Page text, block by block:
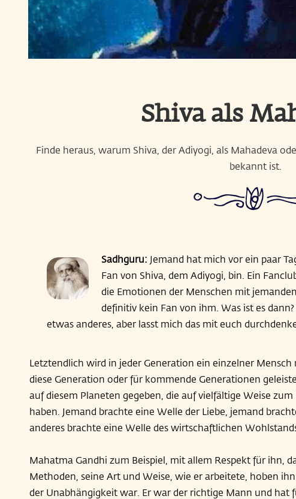
Shiva als
Finde heraus, warum Shiva, der Adiyogi, als Mahadeva
bekannt ist.
Sadhguru: Jemand hat mich vor ein paar
Fan von Shiva, dem Adiyogi, bin. Ein
die Emotionen der Menschen mit
definitiv kein Fan von ihm. Was ist es
etwas anderes, aber lasst mich das mit euch
Letztendlich wird in jeder Generation ein einzelner
diese Generation oder für kommende Generationen
auf diesem Planeten gegeben, die auf vielfältige Weise
haben. Jemand brachte eine Welle der Liebe, jemand
anderes brachte eine Welle des wirtschaftlichen
Mahatma Gandhi zum Beispiel, mit allem Respekt für ihn,
Methoden, seine Art und Weise, wie er arbeitete, hoben
der Unabhängigkeit war. Er war der richtige Mann und hat